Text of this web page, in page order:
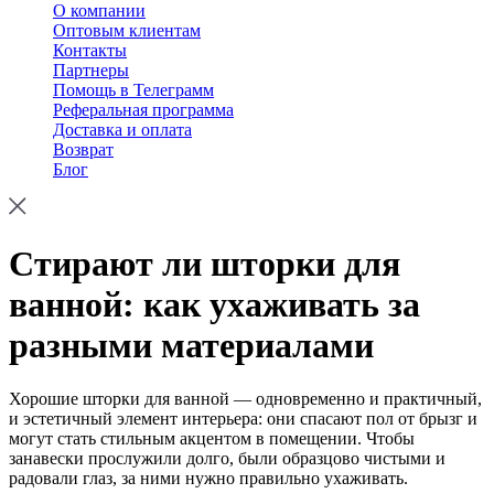
О компании
Оптовым клиентам
Контакты
Партнеры
Помощь в Телеграмм
Реферальная программа
Доставка и оплата
Возврат
Блог
Стирают ли шторки для
ванной: как ухаживать за
разными материалами
Хорошие шторки для ванной — одновременно и практичный,
и эстетичный элемент интерьера: они спасают пол от брызг и
могут стать стильным акцентом в помещении. Чтобы
занавески прослужили долго, были образцово чистыми и
радовали глаз, за ними нужно правильно ухаживать.